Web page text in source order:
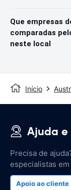
Que empresas
comparadas
neste local
Início
Ajuda
Precisa de
especialistas
Apoio ao cliente